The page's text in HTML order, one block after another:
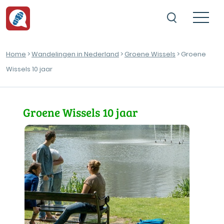
Home >Wandelingen in Nederland >Groene Wissels > Groene
Wissels 10 jaar
Groene Wissels 10 jaar